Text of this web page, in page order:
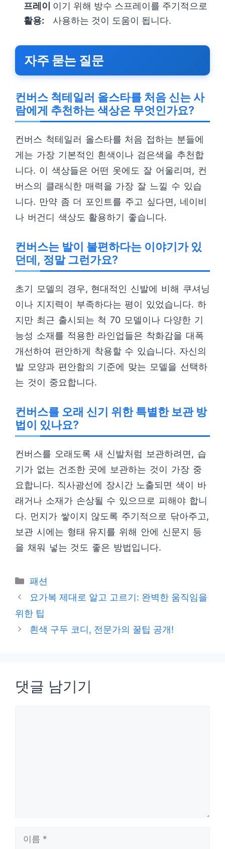
프레이
활용:
이기 위해 방수 스프레이를 주기적으로
사용하는 것이 도움이 됩니다.
자주 묻는 질문
컨버스 척테일러 올스타를 처음 신는 사
람에게 추천하는 색상은 무엇인가요?
컨버스 척테일러 올스타를 처음 접하는 분들에
게는 가장 기본적인 흰색이나 검은색을 추천합
니다. 이 색상들은 어떤 옷에도 잘 어울리며, 컨
버스의 클래식한 매력을 가장 잘 느낄 수 있습
니다. 만약 좀 더 포인트를 주고 싶다면, 네이비
나 버건디 색상도 활용하기 좋습니다.
컨버스는 발이 불편하다는 이야기가 있
던데, 정말 그런가요?
초기 모델의 경우, 현대적인 신발에 비해 쿠셔닝
이나 지지력이 부족하다는 평이 있었습니다. 하
지만 최근 출시되는 척 70 모델이나 다양한 기
능성 소재를 적용한 라인업들은 착화감을 대폭
개선하여 편안하게 착용할 수 있습니다. 자신의
발 모양과 편안함의 기준에 맞는 모델을 선택하
는 것이 중요합니다.
컨버스를 오래 신기 위한 특별한 보관 방
법이 있나요?
컨버스를 오래도록 새 신발처럼 보관하려면, 습
기가 없는 건조한 곳에 보관하는 것이 가장 중
요합니다. 직사광선에 장시간 노출되면 색이 바
래거나 소재가 손상될 수 있으므로 피해야 합니
다. 먼지가 쌓이지 않도록 주기적으로 닦아주고,
보관 시에는 형태 유지를 위해 안에 신문지 등
을 채워 넣는 것도 좋은 방법입니다.
카
테
리
패션
요가복 제대로 알고 고르기: 완벽한 움직임을
위한 팁
흰색 구두 코디, 전문가의 꿀팁 공개!
댓글 남기기